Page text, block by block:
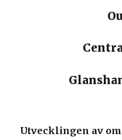
Utvecklingen av